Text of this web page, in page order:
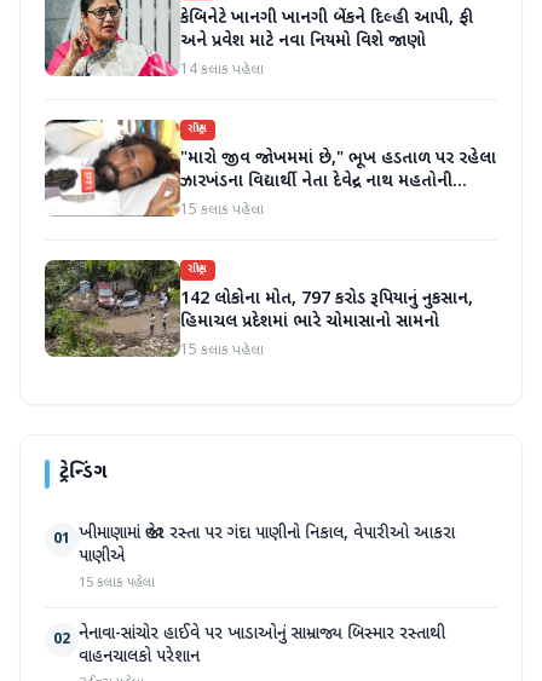
કેબિનેટે ખાનગી ખાનગી બેંકને દિલ્હી આપી, ફી
અને પ્રવેશ માટે નવા નિયમો વિશે જાણો
14 કલાક પહેલા
રાષ્ટ્રીય
"મારો જીવ જોખમમાં છે," ભૂખ હડતાળ પર રહેલા
ઝારખંડના વિદ્યાર્થી નેતા દેવેન્દ્ર નાથ મહતોની
તબિયત ખરાબ
15 કલાક પહેલા
રાષ્ટ્રીય
142 લોકોના મોત, 797 કરોડ રૂપિયાનું નુકસાન,
હિમાચલ પ્રદેશમાં ભારે ચોમાસાનો સામનો
15 કલાક પહેલા
ટ્રેન્ડિંગ
01 ખીમાણામાં જાહેર રસ્તા પર ગંદા પાણીનો નિકાલ, વેપારીઓ આકરા
પાણીએ
15 કલાક પહેલા
02 નેનાવા-સાંચોર હાઈવે પર ખાડાઓનું સામ્રાજ્ય બિસ્માર રસ્તાથી
વાહનચાલકો પરેશાન